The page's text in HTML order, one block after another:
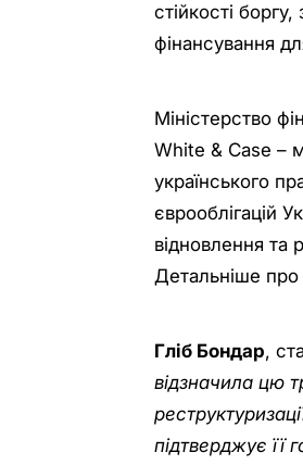
стійкості
фінансування
Міністерство
White & Case –
українського
єврооблігацій
відновлення та
Детальніше про
Гліб Бондар,
відзначила цю
підтверджує її